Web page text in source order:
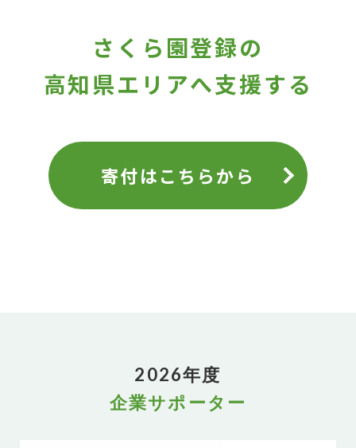
さくら園登録の
高知県エリアへ支援する
寄付はこちらから
2026年度
企業サポーター